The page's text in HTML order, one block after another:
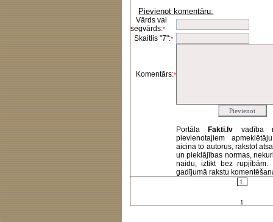
Pievienot komentāru:
Vārds vai
segvārds:*
Skaitlis "7":*
Komentārs:*
Portāla Fakti.lv vadība
pievienotajiem
aicina to autorus, rakstot
un pieklājības normas,
naidu, iztikt bez rupjībām.
gadījumā rakstu
1.
1